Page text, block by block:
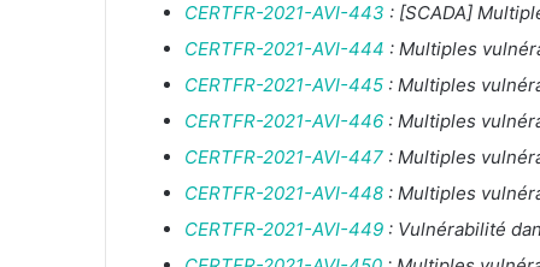
CERTFR-2021-AVI-443 : [SCADA]
CERTFR-2021-AVI-444 : Multiples
CERTFR-2021-AVI-445 : Multiples
CERTFR-2021-AVI-446 : Multiples
CERTFR-2021-AVI-447 : Multiples
CERTFR-2021-AVI-448 : Multiples
CERTFR-2021-AVI-449 : Vulnérabilité